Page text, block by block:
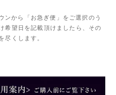
ンから「お急ぎ便」をご選択のう
希望日を記載頂けましたら、その
尽くします。